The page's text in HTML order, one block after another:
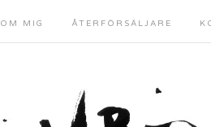
OM MIG ÅTERFÖRSÄLJARE